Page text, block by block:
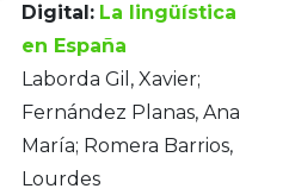
Digital: La lingüística
en España
Laborda Gil, Xavier;
Fernández Planas, Ana
María; Romera Barrios,
Lourdes